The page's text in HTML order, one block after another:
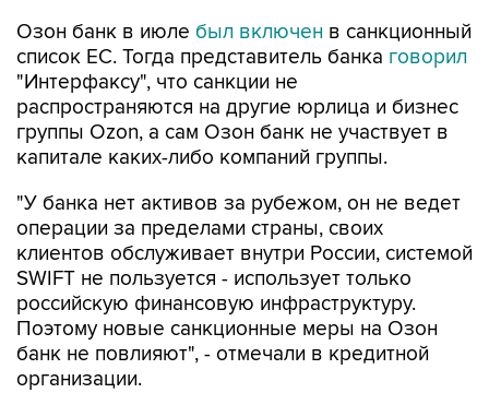
Озон банк в июле был включен в санкционный
список ЕС. Тогда представитель банка говорил
"Интерфаксу", что санкции не
распространяются на другие юрлица и бизнес
группы Ozon, а сам Озон банк не участвует в
капитале каких-либо компаний группы.
"У банка нет активов за рубежом, он не ведет
операции за пределами страны, своих
клиентов обслуживает внутри России, системой
SWIFT не пользуется - использует только
российскую финансовую инфраструктуру.
Поэтому новые санкционные меры на Озон
банк не повлияют", - отмечали в кредитной
организации.